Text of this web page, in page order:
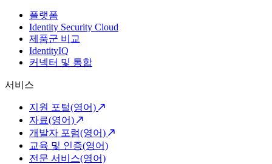
플랫폼
Identity Security Cloud
제품군 비교
IdentityIQ
커넥터 및 통합
서비스
지원 포털(영어)
자료(영어)
개발자 포럼(영어)
교육 및 인증(영어)
전문 서비스(영어)